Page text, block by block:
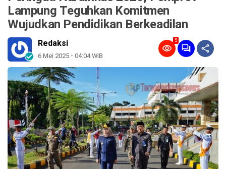
Lampung Teguhkan Komitmen
Wujudkan Pendidikan Berkeadilan
Redaksi
6 Mei 2025 - 04:04 WIB
5